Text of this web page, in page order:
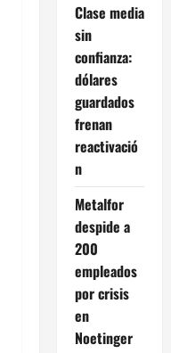
Clase media
sin
confianza:
dólares
guardados
frenan
reactivació
n
Metalfor
despide a
200
empleados
por crisis
en
Noetinger